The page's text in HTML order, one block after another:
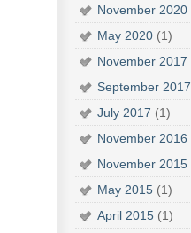
November 2020
May 2020 (1)
November 2017
September 2017
July 2017 (1)
November 2016
November 2015
May 2015 (1)
April 2015 (1)